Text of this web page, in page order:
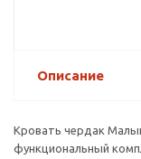
Описание
Кровать чердак
функциональный